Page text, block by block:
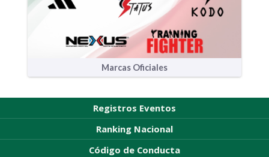
Marcas Oficiales
Registros Eventos
Ranking Nacional
Código de Conducta